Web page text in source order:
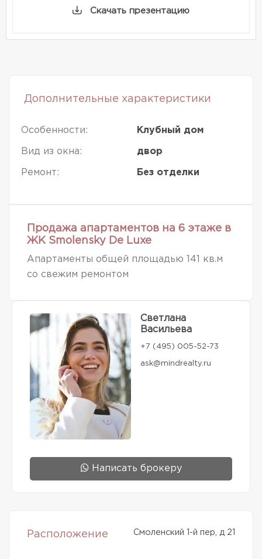
Скачать презентацию
Дополнительные характеристики
Особенности: Клубный дом
Вид из окна: двор
Ремонт: Без отделки
Продажа апартаментов на 6 этаже в
ЖК Smolensky De Luxe
Апартаменты общей площадью 141 кв.м
со свежим ремонтом
Светлана
Васильева
+7 (495) 005-52-73
ask@mindrealty.ru
Написать брокеру
Расположение Смоленский 1-й пер, д 21